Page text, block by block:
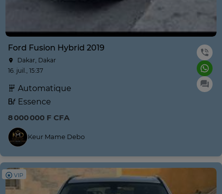
Ford Fusion Hybrid 2019
Dakar, Dakar
16. juil., 15:37
Automatique
Essence
8 000 000 F CFA
Keur Mame Debo
VIP